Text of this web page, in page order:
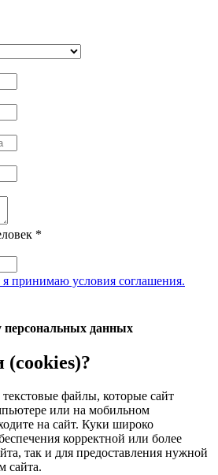
*
принимаю условия соглашения.
персональных данных
(cookies)?
файлы, которые сайт
или на мобильном
на сайт. Куки широко
корректной или более
так и для предоставления нужной
сайта.